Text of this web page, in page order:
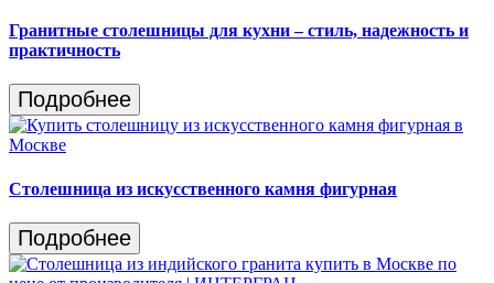
Гранитные столешницы для кухни – стиль, надежность и
практичность
Подробнее
Столешница из искусственного камня фигурная
Подробнее